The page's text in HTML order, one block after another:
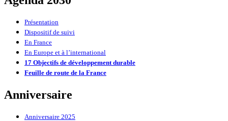
Présentation
Dispositif de suivi
En France
En Europe et à l’international
17 Objectifs de développement durable
Feuille de route de la France
Anniversaire
Anniversaire 2025